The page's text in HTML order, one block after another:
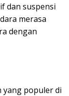
dan suspensi
merasa
dengan
yang populer di